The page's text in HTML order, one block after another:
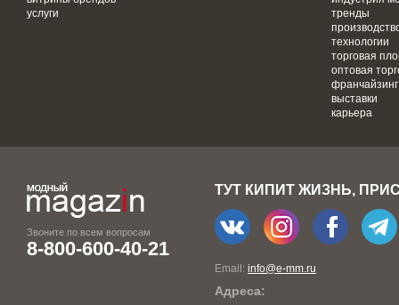
услуги
тренды
технологии
торговая
оптовая
франчайзинг
выставки
карьера
Звоните по всем вопросам
8-800-600-40-21
ТУТ КИПИТ ЖИЗНЬ,
Email: info@e-mm.ru
Адреса: